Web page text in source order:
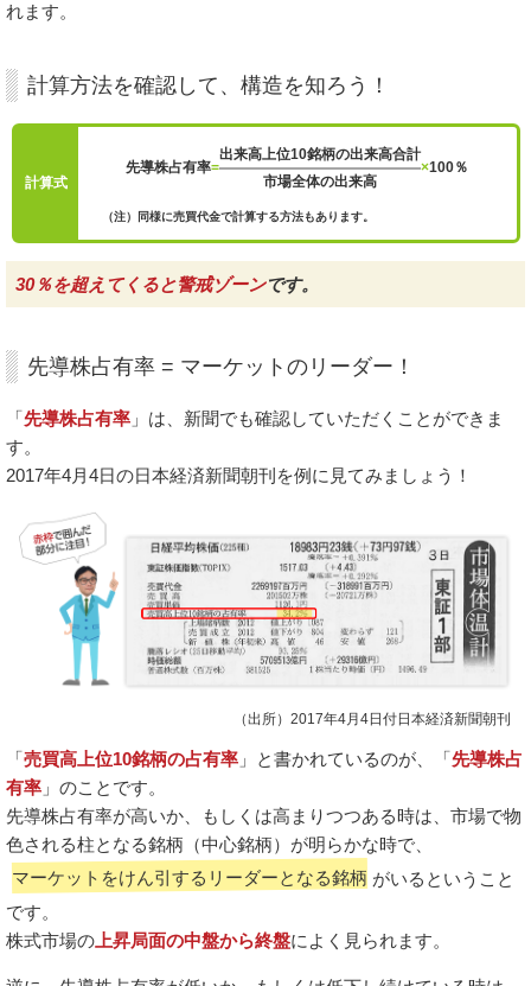
れます。
計算方法を確認して、構造を知ろう！
計算式
先導株占有率=
出来高上位10銘柄の出来高合計
市場全体の出来高
×100％
（注）同様に売買代金で計算する方法もあります。
30％を超えてくると警戒ゾーンです。
先導株占有率 = マーケットのリーダー！
「先導株占有率 」は、新聞でも確認していただくことができま
す。
2017年4月4日の日本経済新聞朝刊を例に見てみましょう！
（出所）2017年4月4日付日本経済新聞朝刊
「売買高上位10銘柄の占有率 」と書かれているのが、「先導株占
有率 」のことです。
先導株占有率が高いか、もしくは高まりつつある時は、市場で物
色される柱となる銘柄（中心銘柄）が明らかな時で、
マーケットをけん引するリーダーとなる銘柄 がいるということ
です。
株式市場の 上昇局面の中盤から終盤によく見られます。